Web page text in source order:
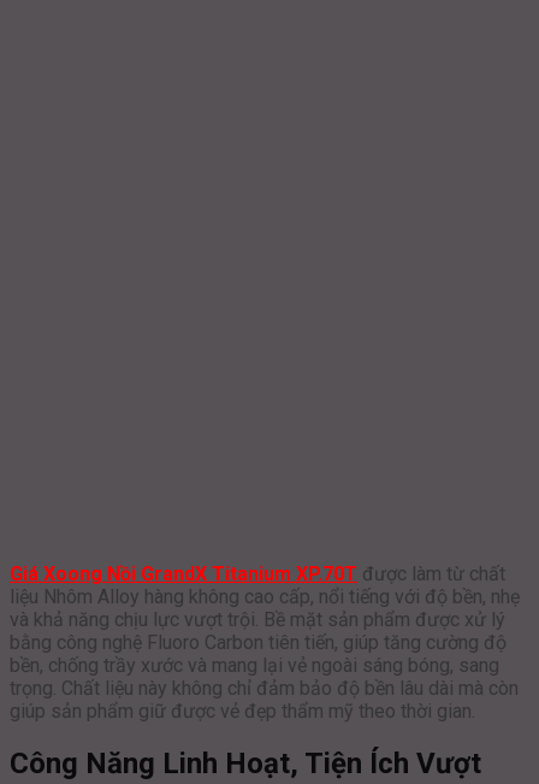
Giá Xoong Nồi GrandX Titanium XP.70T được làm từ chất
liệu Nhôm Alloy hàng không cao cấp, nổi tiếng với độ bền, nhẹ
và khả năng chịu lực vượt trội. Bề mặt sản phẩm được xử lý
bằng công nghệ Fluoro Carbon tiên tiến, giúp tăng cường độ
bền, chống trầy xước và mang lại vẻ ngoài sáng bóng, sang
trọng. Chất liệu này không chỉ đảm bảo độ bền lâu dài mà còn
giúp sản phẩm giữ được vẻ đẹp thẩm mỹ theo thời gian.
Công Năng Linh Hoạt, Tiện Ích Vượt